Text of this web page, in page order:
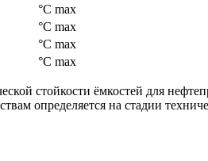
°C max
°C max
°C max
°C max
стойкости ёмкостей для
определяется на стадии